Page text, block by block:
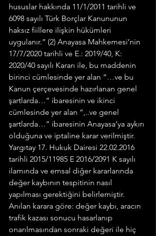
hususlar hakkında 11/1/2011 tarihli ve
6098 sayılı Türk Borçlar Kanununun
haksız fiillere ilişkin hükümleri
uygulanır.” (2) Anayasa Mahkemesi’nin
17/7/2020 tarihli ve E.: 2019/40, K:
2020/40 sayılı Kararı ile, bu maddenin
birinci cümlesinde yer alan “…ve bu
Kanun çerçevesinde hazırlanan genel
şartlarda…” ibaresinin ve ikinci
cümlesinde yer alan “,..ve genel
şartlarda…” ibaresinin Anayasa’ya aykırı
olduğuna ve iptaline karar verilmiştir.
Yargıtay 17. Hukuk Dairesi 22.02.2016
tarihli 2015/11985 E 2016/2091 K sayılı
ilamında ve emsal diğer kararlarında
değer kaybının tespitinin nasıl
yapılması gerektiğini belirlemiştir.
Anılan karara göre: değer kaybı, aracın
trafik kazası sonucu hasarlanıp
onarılmasından sonraki değeri ile hiç